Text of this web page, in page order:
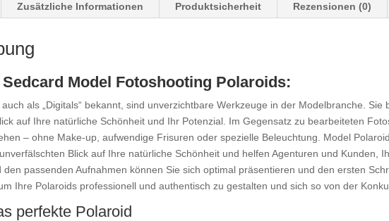
Zusätzliche Informationen Produktsicherheit Rezensionen (0)
Sedcard Model Fotoshooting Polaroids:
als „Digitals“ bekannt, sind unverzichtbare Werkzeuge in der Modelbranche.
auf Ihre natürliche Schönheit und Ihr Potenzial. Im Gegensatz zu bearbeiteten
– ohne Make-up, aufwendige Frisuren oder spezielle Beleuchtung. Model
Blick auf Ihre natürliche Schönheit und helfen Agenturen und Kunden,
den passenden Aufnahmen können Sie sich optimal präsentieren und den ersten
Ihre Polaroids professionell und authentisch zu gestalten und sich so von der
perfekte Polaroid